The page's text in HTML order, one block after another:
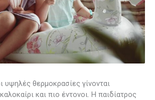
υψηλές θερμοκρασίες γίνονται
και πιο έντονοι. Η παιδίατρος